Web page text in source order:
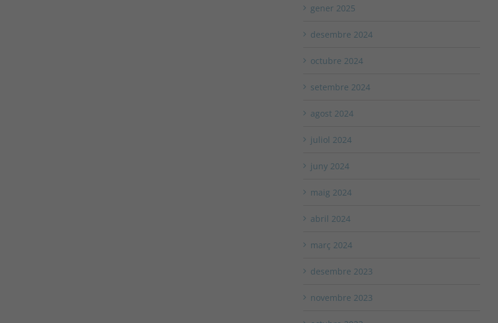
gener 2025
desembre 2024
octubre 2024
setembre 2024
agost 2024
juliol 2024
juny 2024
maig 2024
abril 2024
març 2024
desembre 2023
novembre 2023